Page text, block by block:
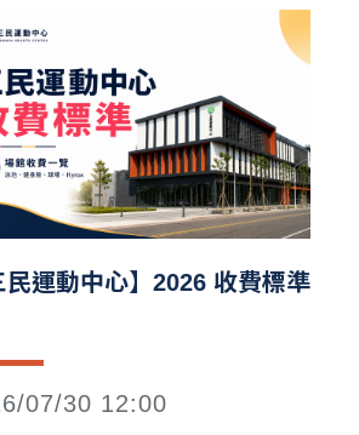
民運動中心】2026 收費標準
07/30 12:00